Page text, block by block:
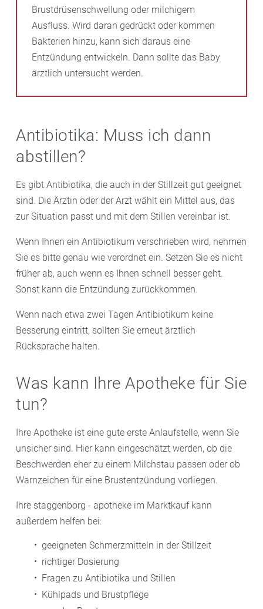
Brustdrüsenschwellung oder milchigem
Ausfluss. Wird daran gedrückt oder kommen
Bakterien hinzu, kann sich daraus eine
Entzündung entwickeln. Dann sollte das Baby
ärztlich untersucht werden.
Antibiotika: Muss ich dann
abstillen?
Es gibt Antibiotika, die auch in der Stillzeit gut geeignet
sind. Die Ärztin oder der Arzt wählt ein Mittel aus, das
zur Situation passt und mit dem Stillen vereinbar ist.
Wenn Ihnen ein Antibiotikum verschrieben wird, nehmen
Sie es bitte genau wie verordnet ein. Setzen Sie es nicht
früher ab, auch wenn es Ihnen schnell besser geht.
Sonst kann die Entzündung zurückkommen.
Wenn nach etwa zwei Tagen Antibiotikum keine
Besserung eintritt, sollten Sie erneut ärztlich
Rücksprache halten.
Was kann Ihre Apotheke für Sie
tun?
Ihre Apotheke ist eine gute erste Anlaufstelle, wenn Sie
unsicher sind. Hier kann eingeschätzt werden, ob die
Beschwerden eher zu einem Milchstau passen oder ob
Warnzeichen für eine Brustentzündung vorliegen.
Ihre staggenborg - apotheke im Marktkauf kann
außerdem helfen bei:
geeigneten Schmerzmitteln in der Stillzeit
richtiger Dosierung
Fragen zu Antibiotika und Stillen
Kühlpads und Brustpflege